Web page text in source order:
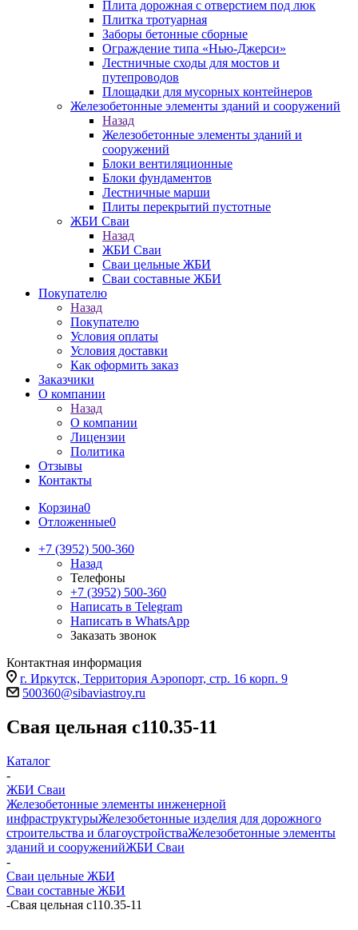
Плита дорожная с отверстием под люк
Плитка тротуарная
Заборы бетонные сборные
Ограждение типа «Нью-Джерси»
Лестничные сходы для мостов и
путепроводов
Площадки для мусорных контейнеров
Железобетонные элементы зданий и сооружений
Назад
Железобетонные элементы зданий и
сооружений
Блоки вентиляционные
Блоки фундаментов
Лестничные марши
Плиты перекрытий пустотные
ЖБИ Сваи
Назад
ЖБИ Сваи
Сваи цельные ЖБИ
Сваи составные ЖБИ
Покупателю
Назад
Покупателю
Условия оплаты
Условия доставки
Как оформить заказ
Заказчики
О компании
Назад
О компании
Лицензии
Политика
Отзывы
Контакты
Корзина0
Отложенные0
+7 (3952) 500-360
Назад
Телефоны
+7 (3952) 500-360
Написать в Telegram
Написать в WhatsApp
Заказать звонок
Контактная информация
г. Иркутск, Территория Аэропорт, стр. 16 корп. 9
500360@sibaviastroy.ru
Свая цельная с110.35-11
Каталог
-
ЖБИ Сваи
Железобетонные элементы инженерной
инфраструктурыЖелезобетонные изделия для дорожного
строительства и благоустройстваЖелезобетонные элементы
зданий и сооруженийЖБИ Сваи
-
Сваи цельные ЖБИ
Сваи составные ЖБИ
-Свая цельная с110.35-11